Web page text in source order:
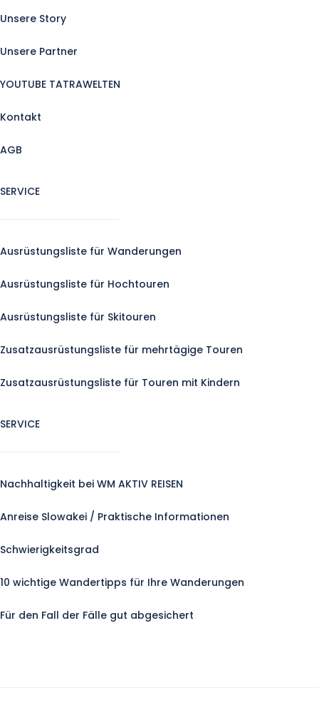
Unsere Story
Unsere Partner
YOUTUBE TATRAWELTEN
Kontakt
AGB
SERVICE
Ausrüstungsliste für Wanderungen
Ausrüstungsliste für Hochtouren
Ausrüstungsliste für Skitouren
Zusatzausrüstungsliste für mehrtägige Touren
Zusatzausrüstungsliste für Touren mit Kindern
SERVICE
Nachhaltigkeit bei WM AKTIV REISEN
Anreise Slowakei / Praktische Informationen
Schwierigkeitsgrad
10 wichtige Wandertipps für Ihre Wanderungen
Für den Fall der Fälle gut abgesichert